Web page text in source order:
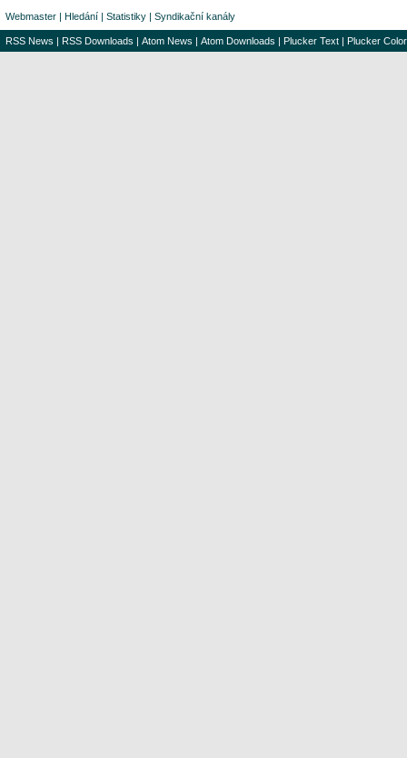
Webmaster | Hledání | Statistiky | Syndikační kanály
RSS News | RSS Downloads | Atom News | Atom Downloads | Plucker Text | Plucker Color